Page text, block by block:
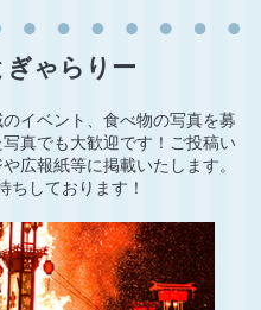
ゃらりー
イベント、食べ物の写真を募
真でも大歓迎です！ご投稿い
広報紙等に掲載いたします。
ちしております！